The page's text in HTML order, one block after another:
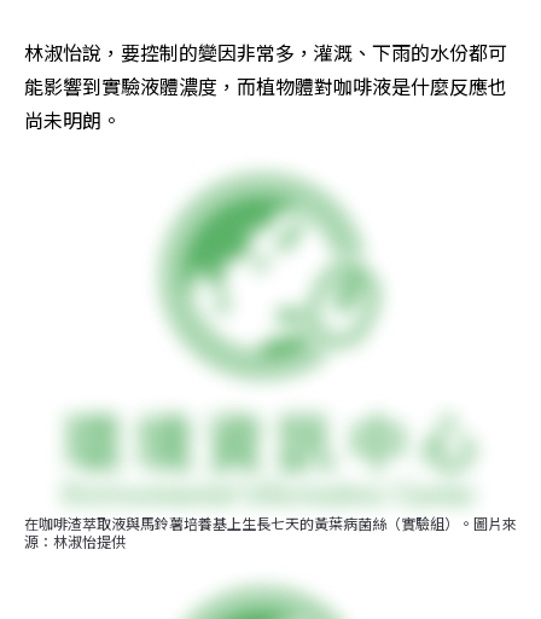
林淑怡說，要控制的變因非常多，灌溉、下雨的水份都可
能影響到實驗液體濃度，而植物體對咖啡液是什麼反應也
尚未明朗。
在咖啡渣萃取液與馬鈴薯培養基上生長七天的黃葉病菌絲（實驗組）。圖片來
源：林淑怡提供